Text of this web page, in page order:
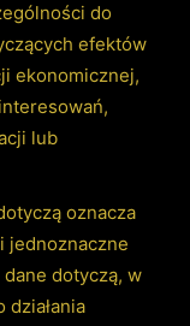
do
efektów
ekonomicznej,
lub
oznacza
jednoznaczne
dotyczą, w